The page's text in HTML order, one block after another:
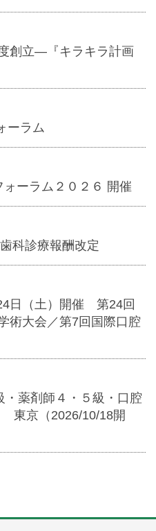
創立―『キラキラ計画
ーラム
ーラム２０２６ 開催
科診療報酬改定
日（土）開催 第24回
術大会／第7回国際口腔
薬剤師４・５級・口腔
（2026/10/18開